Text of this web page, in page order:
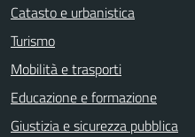
Catasto e urbanistica
Turismo
Mobilità e trasporti
Educazione e formazione
Giustizia e sicurezza pubblica